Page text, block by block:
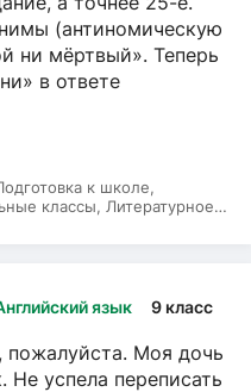
(антиномическую
ни мёртвый». Теперь
в ответе
к школе,
классы, Литературное
язык 9 класс
пожалуйста. Моя дочь
Не успела переписать